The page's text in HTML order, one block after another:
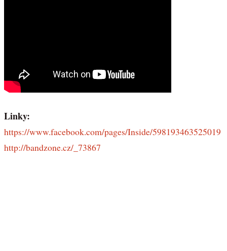
Linky:
https://www.facebook.com/pages/Inside/598193463525019
http://bandzone.cz/_73867